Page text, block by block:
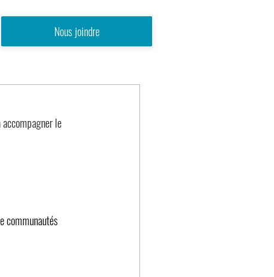
Nous joindre
accompagner le
communautés